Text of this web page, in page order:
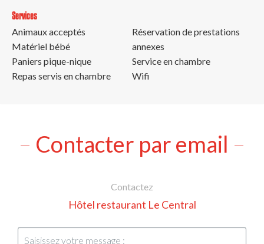
Services
Animaux acceptés
Matériel bébé
Paniers pique-nique
Repas servis en chambre
Réservation de prestations
annexes
Service en chambre
Wifi
Contacter par email
Contactez
Hôtel restaurant Le Central